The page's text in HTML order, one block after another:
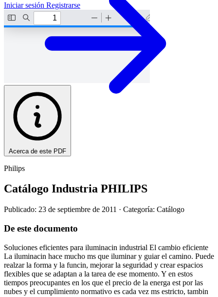
Iniciar sesión Registrarse
Acerca de este PDF
Philips
Catálogo Industria PHILIPS
Publicado: 23 de septiembre de 2011 · Categoría: Catálogo
De este documento
Soluciones eficientes para iluminacin industrial El cambio eficiente
La iluminacin hace mucho ms que iluminar y guiar el camino. Puede
realzar la forma y la funcin, mejorar la seguridad y crear espacios
flexibles que se adaptan a la tarea de ese momento. Y en estos
tiempos preocupantes en los que el precio de la energa est por las
nubes y el cumplimiento normativo es cada vez ms estricto, tambin